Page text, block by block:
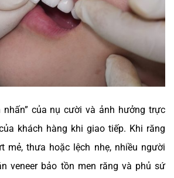
nhấn” của nụ cười và ảnh hưởng trực
khách hàng khi giao tiếp. Khi răng
mẻ, thưa hoặc lệch nhẹ, nhiều người
veneer bảo tồn men răng và phủ sứ